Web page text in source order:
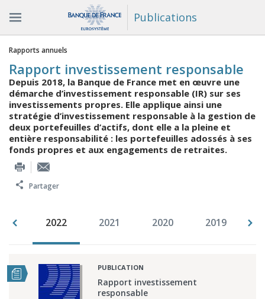
Publications
Vous êtes ici
Rapports annuels
Rapport investissement responsable
Depuis 2018, la Banque de France met en œuvre une
démarche d’investissement responsable (IR) sur ses
investissements propres. Elle applique ainsi une
stratégie d’investissement responsable à la gestion de
deux portefeuilles d’actifs, dont elle a la pleine et
entière responsabilité : les portefeuilles adossés à ses
fonds propres et aux engagements de retraites.
Partager
2022 2021 2020 2019
PUBLICATION
Rapport investissement
responsable